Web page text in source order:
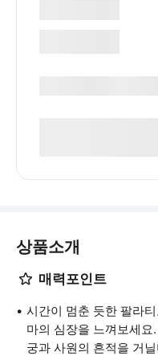
상품소개
매력포인트
시간이 멈춘 듯한 팔라
마의 심장을 느껴보세
궁과 사원의 흔적을 거